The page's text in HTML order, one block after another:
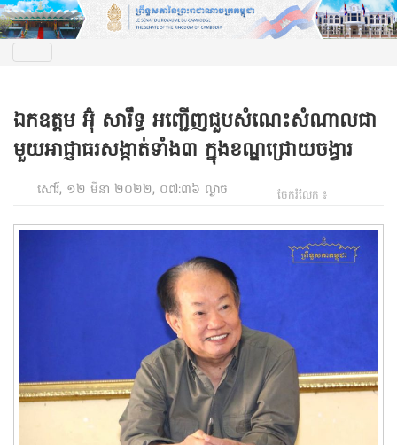
ឯកឧត្តម អ៊ុំ សារឹទ្ធ អញ្ជើញជួបសំណេះសំណាលជា
មួយអាជ្ញាធរសង្កាត់ទាំង៣ ក្នុងខណ្ឌជ្រោយចង្វារ
សៅរ៍, ១២ មីនា ២០២២, ០៧:៣៦ ល្ងាច ចែករំលែក ៖